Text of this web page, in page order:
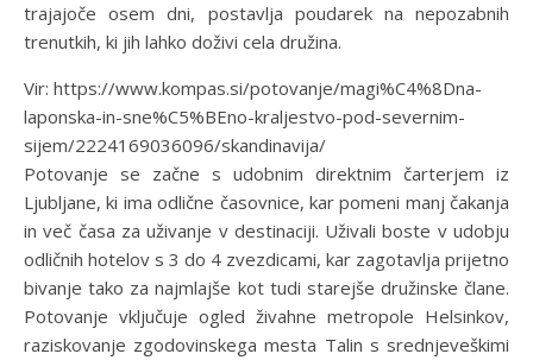
trajajoče osem dni, postavlja poudarek na nepozabnih
trenutkih, ki jih lahko doživi cela družina.
Vir: https://www.kompas.si/potovanje/magi%C4%8Dna-
laponska-in-sne%C5%BEno-kraljestvo-pod-severnim-
sijem/2224169036096/skandinavija/
Potovanje se začne s udobnim direktnim čarterjem iz
Ljubljane, ki ima odlične časovnice, kar pomeni manj čakanja
in več časa za uživanje v destinaciji. Uživali boste v udobju
odličnih hotelov s 3 do 4 zvezdicami, kar zagotavlja prijetno
bivanje tako za najmlajše kot tudi starejše družinske člane.
Potovanje vključuje ogled živahne metropole Helsinkov,
raziskovanje zgodovinskega mesta Talin s srednjeveškimi